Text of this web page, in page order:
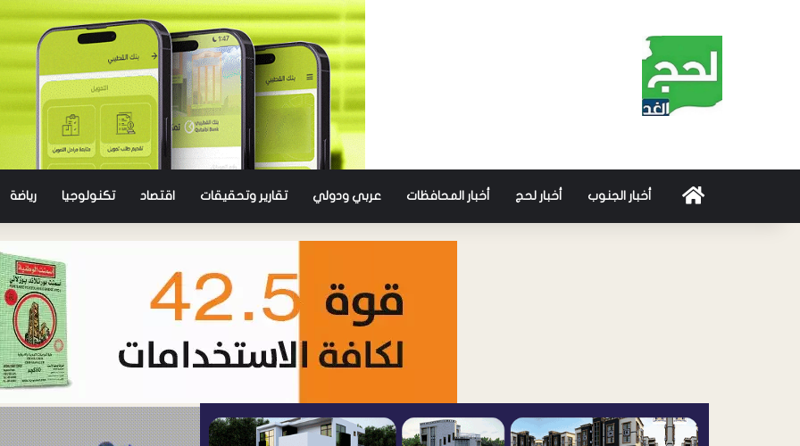
أخبار الجنوب أخبار لحج أخبار المحافظات عربي ودولي تقارير وتحقيقات اقتصاد تكنولوجيا رياضة